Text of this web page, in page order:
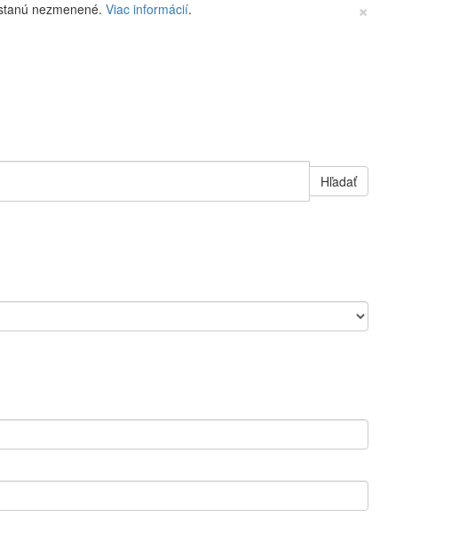
nezmenené. Viac informácií. ×
Hľadať